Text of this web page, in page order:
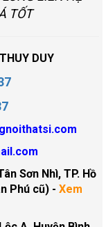
TỐT
DUY
Sơn Nhì, TP. Hồ
Phú cũ) - Xem